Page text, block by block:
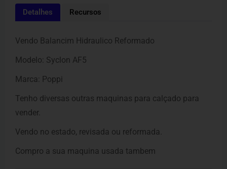
Detalhes Recursos
Vendo Balancim Hidraulico Reformado
Modelo: Syclon AF5
Marca: Poppi
Tenho diversas outras maquinas para calçado para
vender.
Vendo no estado, revisada ou reformada.
Compro a sua maquina usada tambem